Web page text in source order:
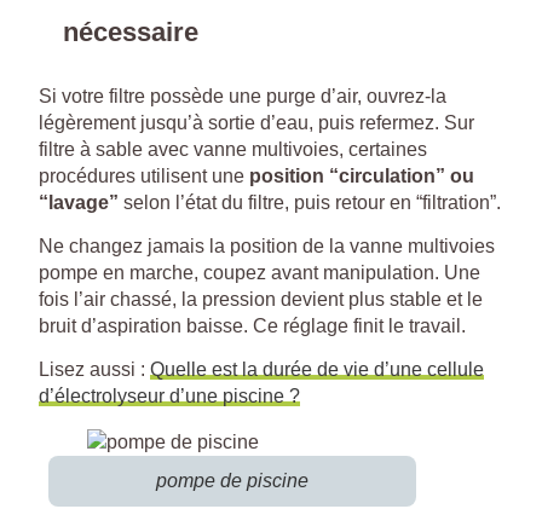
nécessaire
Si votre filtre possède une purge d’air, ouvrez-la
légèrement jusqu’à sortie d’eau, puis refermez. Sur
filtre à sable avec vanne multivoies, certaines
procédures utilisent une position “circulation” ou
“lavage” selon l’état du filtre, puis retour en “filtration”.
Ne changez jamais la position de la vanne multivoies
pompe en marche, coupez avant manipulation. Une
fois l’air chassé, la pression devient plus stable et le
bruit d’aspiration baisse. Ce réglage finit le travail.
Lisez aussi : Quelle est la durée de vie d’une cellule
d’électrolyseur d’une piscine ?
pompe de piscine